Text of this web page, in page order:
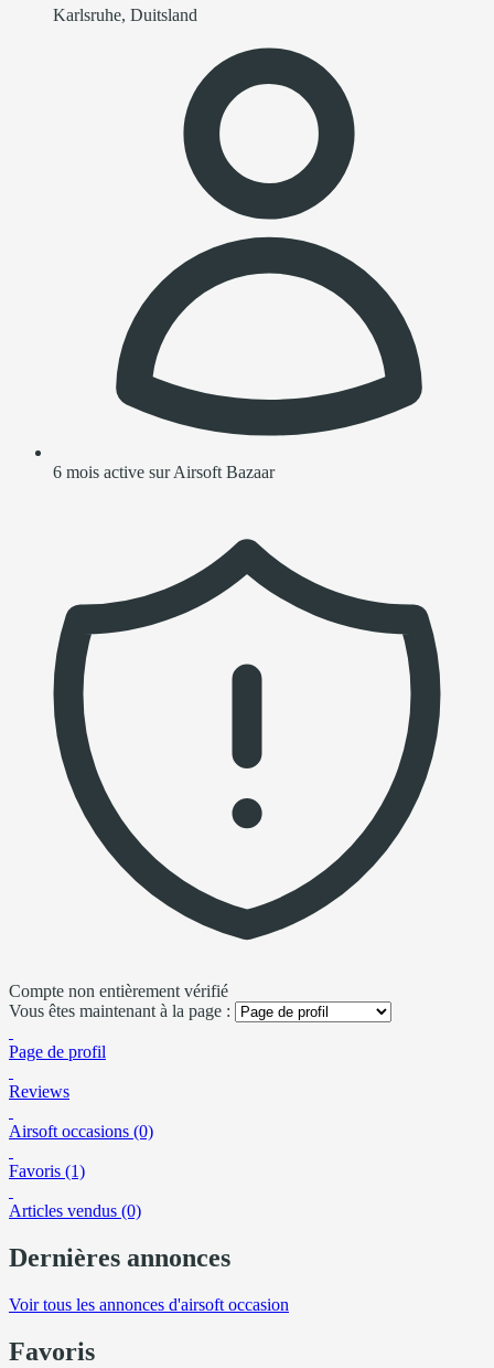
Karlsruhe, Duitsland
6 mois active sur Airsoft Bazaar
Compte non entièrement vérifié
Vous êtes maintenant à la page :
Page de profil
Reviews
Airsoft occasions (0)
Favoris (1)
Articles vendus (0)
Dernières annonces
Voir tous les annonces d'airsoft occasion
Favoris